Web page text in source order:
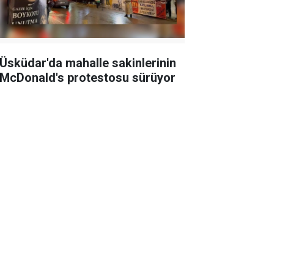
Üsküdar'da mahalle sakinlerinin
McDonald's protestosu sürüyor